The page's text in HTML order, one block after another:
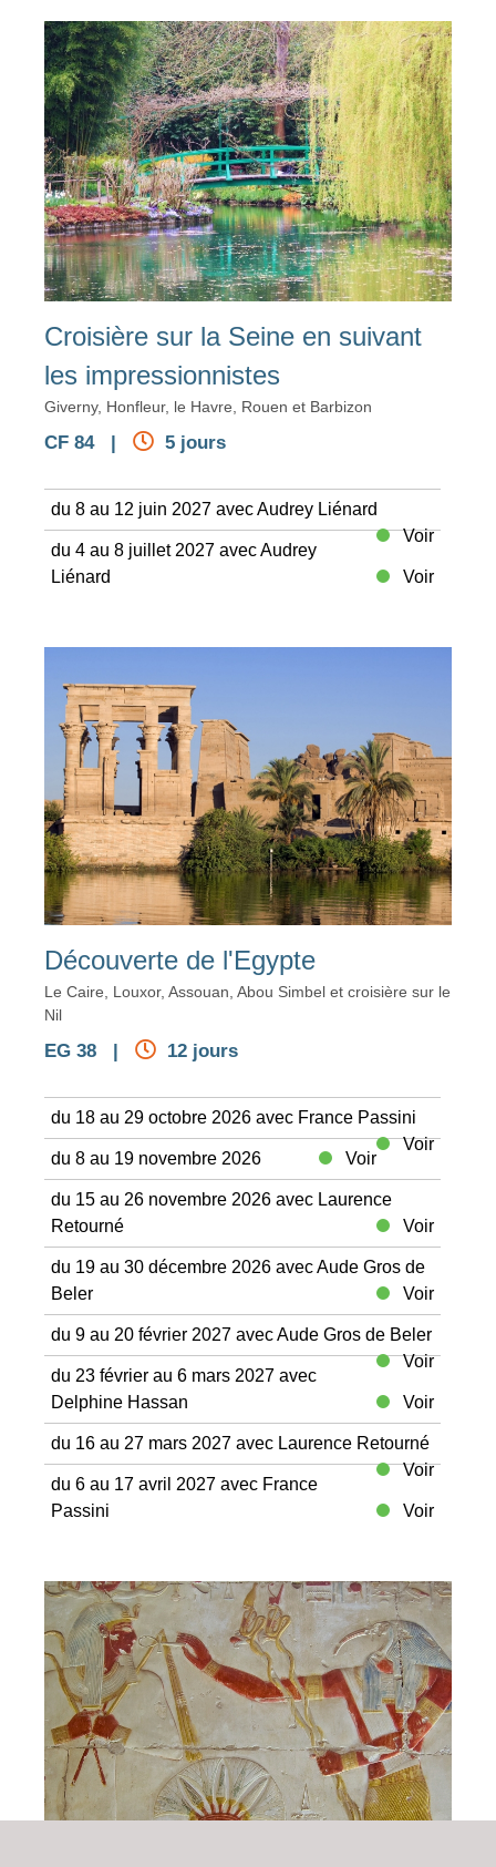
Croisière sur la Seine en suivant
les impressionnistes
Giverny, Honfleur, le Havre, Rouen et Barbizon
CF 84 | 5 jours
du 8 au 12 juin 2027 avec Audrey Liénard
Voir
du 4 au 8 juillet 2027 avec Audrey
Liénard
Voir
Découverte de l'Egypte
Le Caire, Louxor, Assouan, Abou Simbel et croisière sur le
Nil
EG 38 | 12 jours
du 18 au 29 octobre 2026 avec France Passini
Voir
du 8 au 19 novembre 2026 Voir
du 15 au 26 novembre 2026 avec Laurence
Retourné
Voir
du 19 au 30 décembre 2026 avec Aude Gros de
Beler
Voir
du 9 au 20 février 2027 avec Aude Gros de Beler
Voir
du 23 février au 6 mars 2027 avec
Delphine Hassan
Voir
du 16 au 27 mars 2027 avec Laurence Retourné
Voir
du 6 au 17 avril 2027 avec France
Passini
Voir